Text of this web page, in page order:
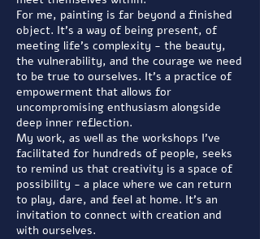
For me, painting is far beyond a finished
object. It's a way of being present, of
meeting life's complexity - the beauty,
the vulnerability, and the courage we need
to be true to ourselves. It's a practice of
empowerment that allows for
uncompromising enthusiasm alongside
deep inner reflection.
My work, as well as the workshops I've
facilitated for hundreds of people, seeks
to remind us that creativity is a space of
possibility - a place where we can return
to play, dare, and feel at home. It's an
invitation to connect with creation and
with ourselves.